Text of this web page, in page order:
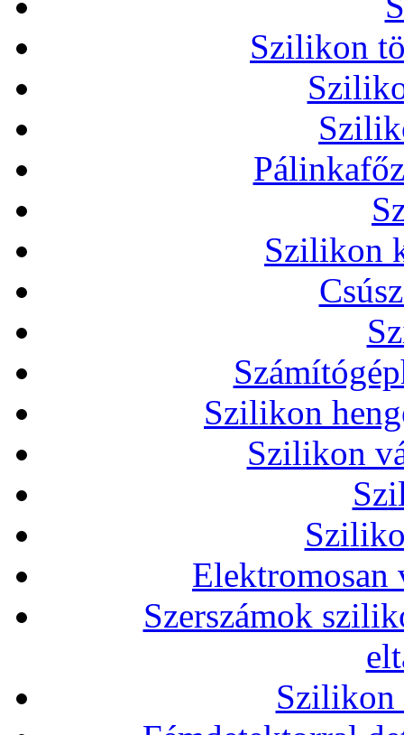
Szilikon
Szilikon
Szilikon
Szilikon
Elektromosan
Szerszámok
Szilikon